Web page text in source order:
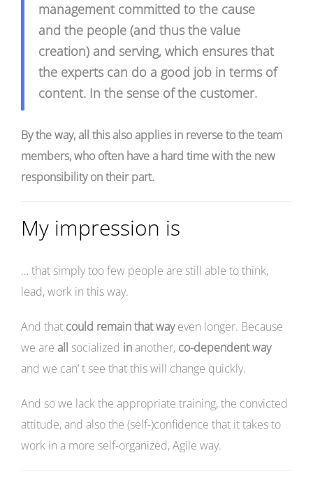
management committed to the cause
and the people (and thus the value
creation) and serving, which ensures that
the experts can do a good job in terms of
content. In the sense of the customer.
By the way, all this also applies in reverse to the team
members, who often have a hard time with the new
responsibility on their part.
My impression is
… that simply too few people are still able to think,
lead, work in this way.
And that could remain that wayeven longer. Because
we are all socialized inanother, co-dependent way
and we can‘ t see that this will change quickly.
And so we lack the appropriate training, the convicted
attitude, and also the (self-)confidence that it takes to
work in a more self-organized, Agile way.